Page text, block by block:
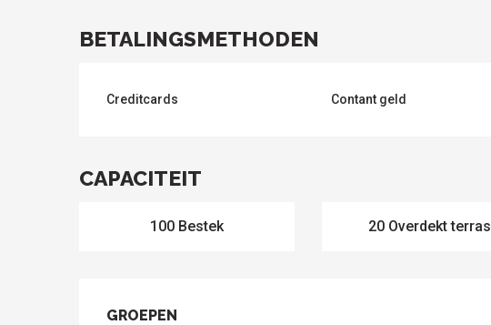
BETALINGSMETHODEN
Creditcards Contant geld
CAPACITEIT
100 Bestek 20 Overdekt terras
GROEPEN
GROEPEN